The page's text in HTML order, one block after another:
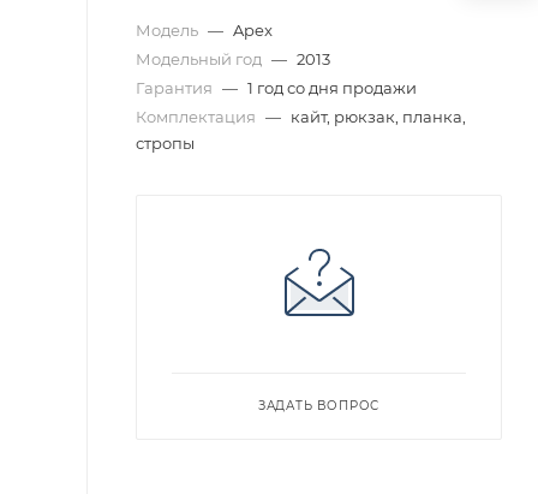
Модель — Apex
Модельный год — 2013
Гарантия — 1 год со дня продажи
Комплектация — кайт, рюкзак, планка,
стропы
ЗАДАТЬ ВОПРОС